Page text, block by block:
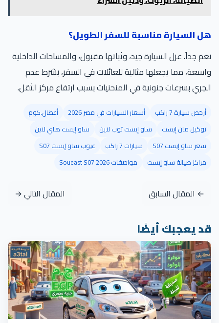
السيارة مناسبة للسفر الطويل؟
جداً. عزل السيارة جيد، وثباتها مقبول، والمساحات الداخلية
مما يجعلها مثالية للعائلات في السفر، بشرط عدم
بسرعات جنونية في المنحنيات بسبب ارتفاع مركز الثقل.
أرخص سيارة 7 راكب أسعار السيارات في مصر 2026
أعطال.كوم
توكيل مان إيست
ساو إيست توب لاين
ساو إيست هاي لاين
سعر ساو إيست S07
سيارات 7 راكب
عيوب ساو إيست S07
مراكز صيانة ساو إيست
مواصفات Soueast S07 2026
← المقال السابق المقال التالي →
يعجبك أيضًا